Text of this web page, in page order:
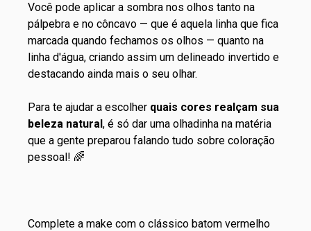
Você pode aplicar a sombra nos olhos tanto na
pálpebra e no côncavo — que é aquela linha que fica
marcada quando fechamos os olhos — quanto na
linha d'água, criando assim um delineado invertido e
destacando ainda mais o seu olhar.
Para te ajudar a escolher quais cores realçam sua
beleza natural, é só dar uma olhadinha na matéria
que a gente preparou falando tudo sobre coloração
pessoal! 🌈
Complete a make com o clássico batom vermelho